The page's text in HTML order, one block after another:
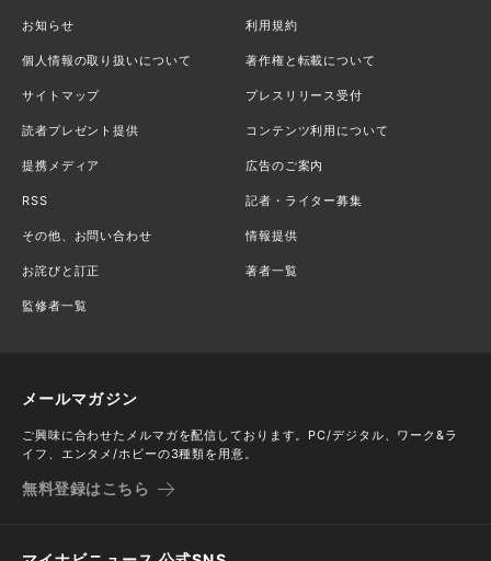
お知らせ 利用規約
個人情報の取り扱いについて 著作権と転載について
サイトマップ プレスリリース受付
読者プレゼント提供 コンテンツ利用について
提携メディア 広告のご案内
RSS 記者・ライター募集
その他、お問い合わせ 情報提供
お詫びと訂正 著者一覧
監修者一覧
メールマガジン
ご興味に合わせたメルマガを配信しております。PC/デジタル、ワーク&ラ
イフ、エンタメ/ホビーの3種類を用意。
無料登録はこちら